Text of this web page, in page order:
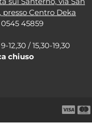
presso Centro Deka
45859
12,30 / 15,30-19,30
chiuso